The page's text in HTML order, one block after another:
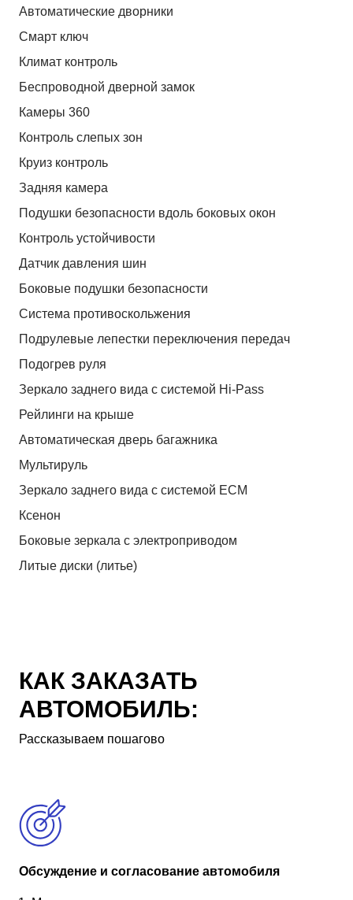
Автоматические дворники
Смарт ключ
Климат контроль
Беспроводной дверной замок
Камеры 360
Контроль слепых зон
Круиз контроль
Задняя камера
Подушки безопасности вдоль боковых окон
Контроль устойчивости
Датчик давления шин
Боковые подушки безопасности
Система противоскольжения
Подрулевые лепестки переключения передач
Подогрев руля
Зеркало заднего вида с системой Hi-Pass
Рейлинги на крыше
Автоматическая дверь багажника
Мультируль
Зеркало заднего вида с системой ЕСМ
Ксенон
Боковые зеркала с электроприводом
Литые диски (литье)
КАК ЗАКАЗАТЬ
АВТОМОБИЛЬ:
Рассказываем пошагово
Обсуждение и согласование автомобиля